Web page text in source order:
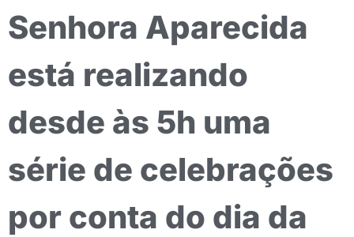
Senhora Aparecida
está realizando
desde às 5h uma
série de celebrações
por conta do dia da